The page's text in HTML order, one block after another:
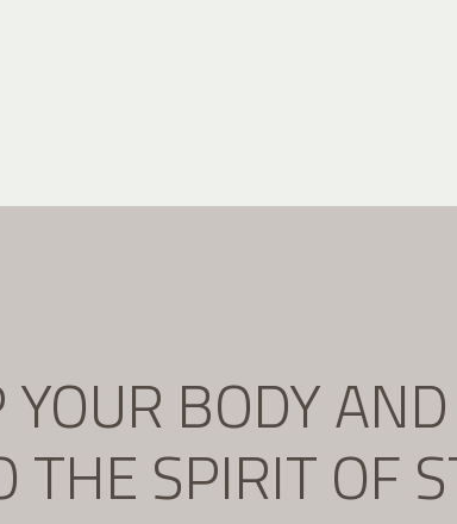
YOUR BODY
THE SPIRIT OF